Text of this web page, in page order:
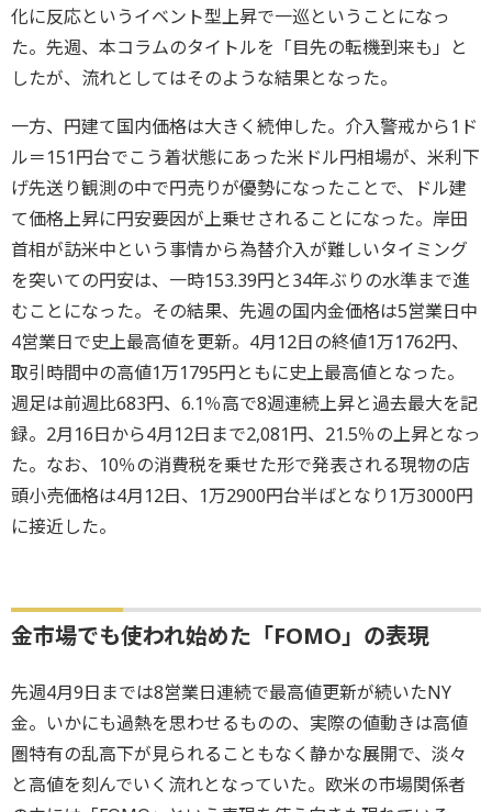
化に反応というイベント型上昇で一巡ということになっ
た。先週、本コラムのタイトルを「目先の転機到来も」と
したが、流れとしてはそのような結果となった。
一方、円建て国内価格は大きく続伸した。介入警戒から1ド
ル＝151円台でこう着状態にあった米ドル円相場が、米利下
げ先送り観測の中で円売りが優勢になったことで、ドル建
て価格上昇に円安要因が上乗せされることになった。岸田
首相が訪米中という事情から為替介入が難しいタイミング
を突いての円安は、一時153.39円と34年ぶりの水準まで進
むことになった。その結果、先週の国内金価格は5営業日中
4営業日で史上最高値を更新。4月12日の終値1万1762円、
取引時間中の高値1万1795円ともに史上最高値となった。
週足は前週比683円、6.1％高で8週連続上昇と過去最大を記
録。2月16日から4月12日まで2,081円、21.5％の上昇となっ
た。なお、10％の消費税を乗せた形で発表される現物の店
頭小売価格は4月12日、1万2900円台半ばとなり1万3000円
に接近した。
金市場でも使われ始めた「FOMO」の表現
先週4月9日までは8営業日連続で最高値更新が続いたNY
金。いかにも過熱を思わせるものの、実際の値動きは高値
圏特有の乱高下が見られることもなく静かな展開で、淡々
と高値を刻んでいく流れとなっていた。欧米の市場関係者